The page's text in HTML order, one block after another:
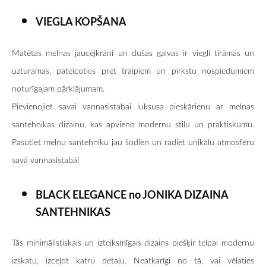
VIEGLA KOPŠANA
Matētas melnas jaucējkrāni un dušas galvas ir viegli tīrāmas un
uzturamas, pateicoties pret traipiem un pirkstu nospiedumiem
noturīgajam pārklājumam.
Pievienojiet savai vannasistabai luksusa pieskārienu ar melnas
santehnikas dizainu, kas apvieno modernu stilu un praktiskumu.
Pasūtiet melnu santehniku jau šodien un radiet unikālu atmosfēru
savā vannasistabā!
BLACK ELEGANCE no JONIKA DIZAINA
SANTEHNIKAS
Tās minimālistiskais un izteiksmīgais dizains piešķir telpai modernu
izskatu, izceļot katru detaļu. Neatkarīgi no tā, vai vēlaties